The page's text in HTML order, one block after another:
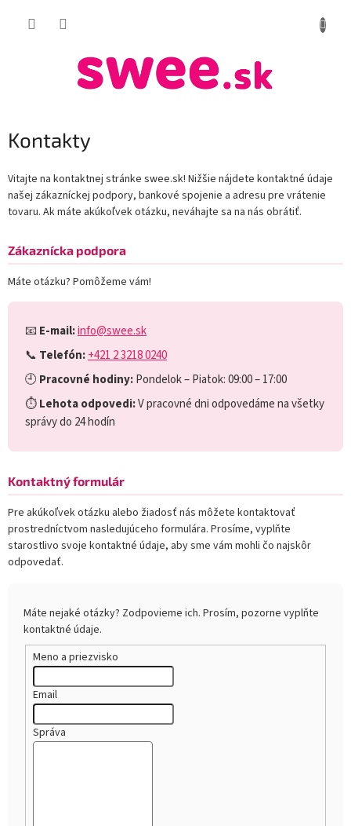
Kontakty
Vitajte na kontaktnej stránke swee.sk! Nižšie nájdete kontaktné údaje
našej zákazníckej podpory, bankové spojenie a adresu pre vrátenie
tovaru. Ak máte akúkoľvek otázku, neváhajte sa na nás obrátiť.
Zákaznícka podpora
Máte otázku? Pomôžeme vám!
📧 E-mail:info@swee.sk
📞 Telefón:+421 2 3218 0240
🕘 Pracovné hodiny:Pondelok – Piatok: 09:00 – 17:00
⏱️Lehota odpovedi:V pracovné dni odpovedáme na všetky
správy do 24 hodín
Kontaktný formulár
Pre akúkoľvek otázku alebo žiadosť nás môžete kontaktovať
prostredníctvom nasledujúceho formulára. Prosíme, vyplňte
starostlivo svoje kontaktné údaje, aby sme vám mohli čo najskôr
odpovedať.
Máte nejaké otázky? Zodpovieme ich. Prosím, pozorne vyplňte
kontaktné údaje.
Meno a priezvisko
Email
Správa